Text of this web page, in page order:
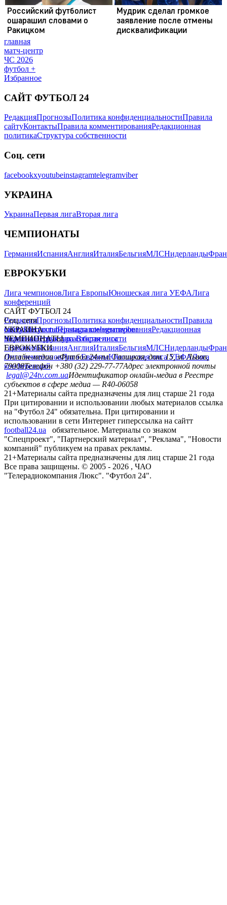
главная
матч-центр
ЧС 2026
футбол +
Избранное
САЙТ ФУТБОЛ 24
РедакцияПрогнозыПолитика конфиденциальностиПравила
сайтуКонтактыПравила комментированияРедакционная
политикаСтруктура собственности
Соц. сети
facebookxyoutubeinstagramtelegramviber
УКРАИНА
УкраинаПервая лигаВторая лига
ЧЕМПИОНАТЫ
ГерманияИспанияАнглияИталияБельгияМЛСНидерланды
ЕВРОКУБКИ
Лига чемпионовЛига ЕвропыЮношеская лига УЕФАЛига
конференций
САЙТ ФУТБОЛ 24
РедакцияПрогнозыПолитика конфиденциальностиПравила
сайтуКонтактыПравила комментированияРедакционная
политикаСтруктура собственности
Соц. сети
facebookxyoutubeinstagramtelegramviber
УКРАИНА
УкраинаПервая лигаВторая лига
ЧЕМПИОНАТЫ
ГерманияИспанияАнглияИталияБельгияМЛСНидерланды
ЕВРОКУБКИ
Лига чемпионовЛига ЕвропыЮношеская лига УЕФАЛига
конференций
Онлайн-медиа «Футбол 24»пл. Галицкая, дом. 15, м. Львов,
79008Телефон +380 (32) 229-77-77Адрес электронной почты
legal@24tv.com.uaИдентификатор онлайн-медиа в Реестре
субъектов в сфере медиа — R40-06058
21+Материалы сайта предназначены для лиц старше 21 года
При цитировании и использовании любых материалов ссылка
на "Футбол 24" обязательна. При цитировании и
использовании в сети Интернет гиперссылка на сайтт
football24.ua
обязательное. Материалы со знаком
"Спецпроект", "Партнерский материал", "Реклама", "Новости
компаний" публикуем на правах рекламы.
21+Материалы сайта предназначены для лиц старше 21 года
Все права защищены. © 2005 - 2026 , ЧАО
"Телерадиокомпания Люкс". "Футбол 24".